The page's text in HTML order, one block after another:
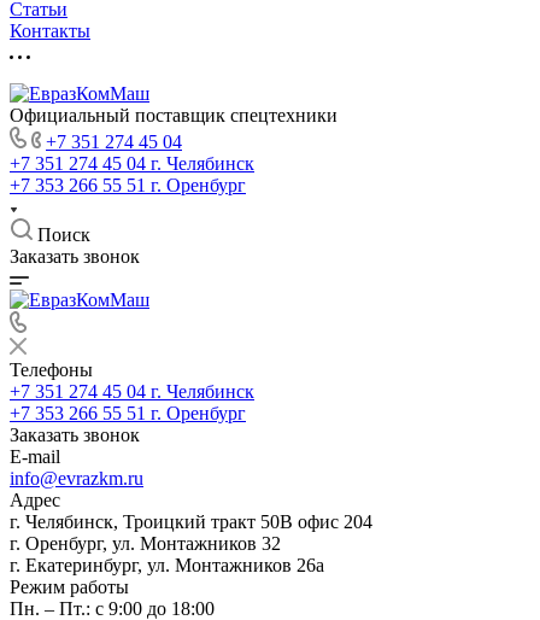
Статьи
Контакты
Официальный поставщик спецтехники
+7 351 274 45 04
+7 351 274 45 04 г. Челябинск
+7 353 266 55 51 г. Оренбург
Поиск
Заказать звонок
Телефоны
+7 351 274 45 04 г. Челябинск
+7 353 266 55 51 г. Оренбург
Заказать звонок
E-mail
info@evrazkm.ru
Адрес
г. Челябинск, Троицкий тракт 50В офис 204
г. Оренбург, ул. Монтажников 32
г. Екатеринбург, ул. Монтажников 26а
Режим работы
Пн. – Пт.: с 9:00 до 18:00